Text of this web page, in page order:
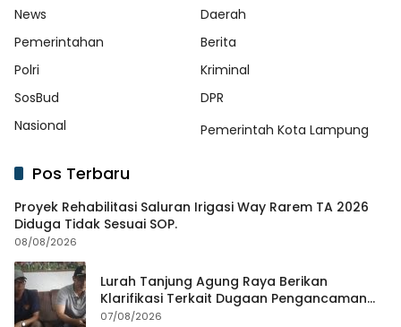
News
Daerah
Pemerintahan
Berita
Polri
Kriminal
SosBud
DPR
Nasional
Pemerintah Kota Lampung
Pos Terbaru
Proyek Rehabilitasi Saluran Irigasi Way Rarem TA 2026
Diduga Tidak Sesuai SOP.
08/08/2026
Lurah Tanjung Agung Raya Berikan
Klarifikasi Terkait Dugaan Pengancaman
Antar Warga Yang Berujung Laporan ke
07/08/2026